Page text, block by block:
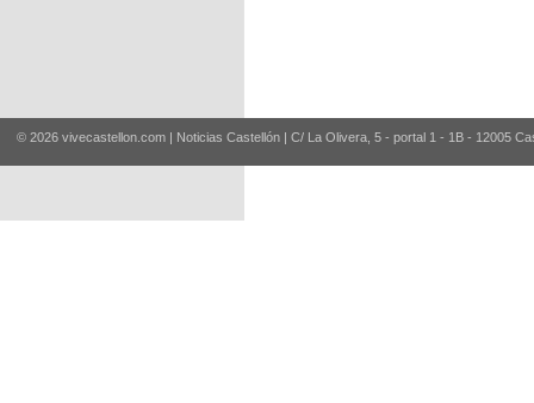
© 2026 vivecastellon.com | Noticias Castellón | C/ La Olivera, 5 - portal 1 - 1B - 12005